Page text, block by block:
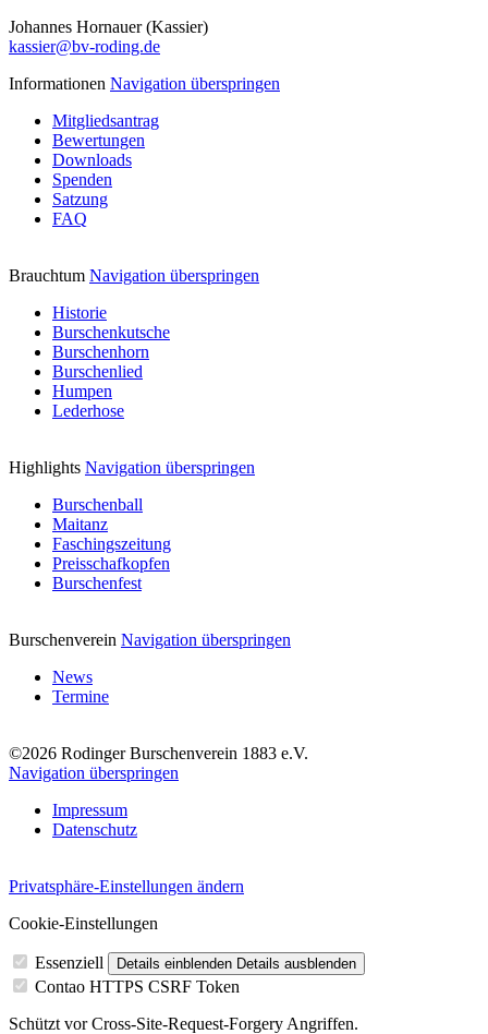
Johannes Hornauer (Kassier)
kassier@bv-roding.de
Informationen Navigation überspringen
Mitgliedsantrag
Bewertungen
Downloads
Spenden
Satzung
FAQ
Brauchtum Navigation überspringen
Historie
Burschenkutsche
Burschenhorn
Burschenlied
Humpen
Lederhose
Highlights Navigation überspringen
Burschenball
Maitanz
Faschingszeitung
Preisschafkopfen
Burschenfest
Burschenverein Navigation überspringen
News
Termine
©2026 Rodinger Burschenverein 1883 e.V.
Navigation überspringen
Impressum
Datenschutz
Privatsphäre-Einstellungen ändern
Cookie-Einstellungen
Essenziell Details einblenden Details ausblenden
Contao HTTPS CSRF Token
Schützt vor Cross-Site-Request-Forgery Angriffen.